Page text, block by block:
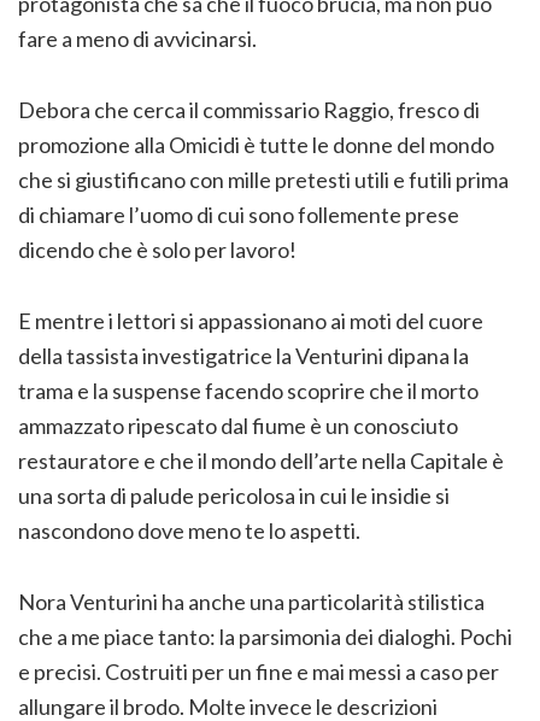
fare a meno di avvicinarsi.
Debora che cerca il commissario Raggio, fresco di
promozione alla Omicidi è tutte le donne del mondo
che si giustificano con mille pretesti utili e futili prima
di chiamare l’uomo di cui sono follemente prese
dicendo che è solo per lavoro!
E mentre i lettori si appassionano ai moti del cuore
della tassista investigatrice la Venturini dipana la
trama e la suspense facendo scoprire che il morto
ammazzato ripescato dal fiume è un conosciuto
restauratore e che il mondo dell’arte nella Capitale è
una sorta di palude pericolosa in cui le insidie si
nascondono dove meno te lo aspetti.
Nora Venturini ha anche una particolarità stilistica
che a me piace tanto: la parsimonia dei dialoghi. Pochi
e precisi. Costruiti per un fine e mai messi a caso per
allungare il brodo. Molte invece le descrizioni